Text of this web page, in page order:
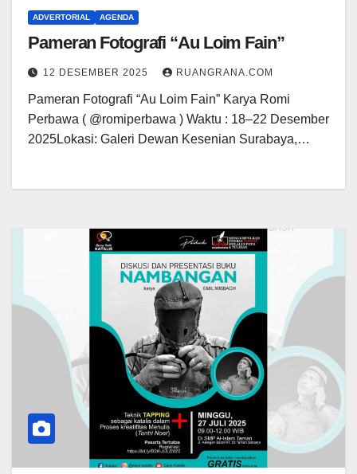
ADVERTORIAL AGENDA
Pameran Fotografi “Au Loim Fain”
12 DESEMBER 2025 RUANGRANA.COM
Pameran Fotografi “Au Loim Fain” Karya Romi
Perbawa ( @romiperbawa ) Waktu : 18–22 Desember
2025Lokasi: Galeri Dewan Kesenian Surabaya,…